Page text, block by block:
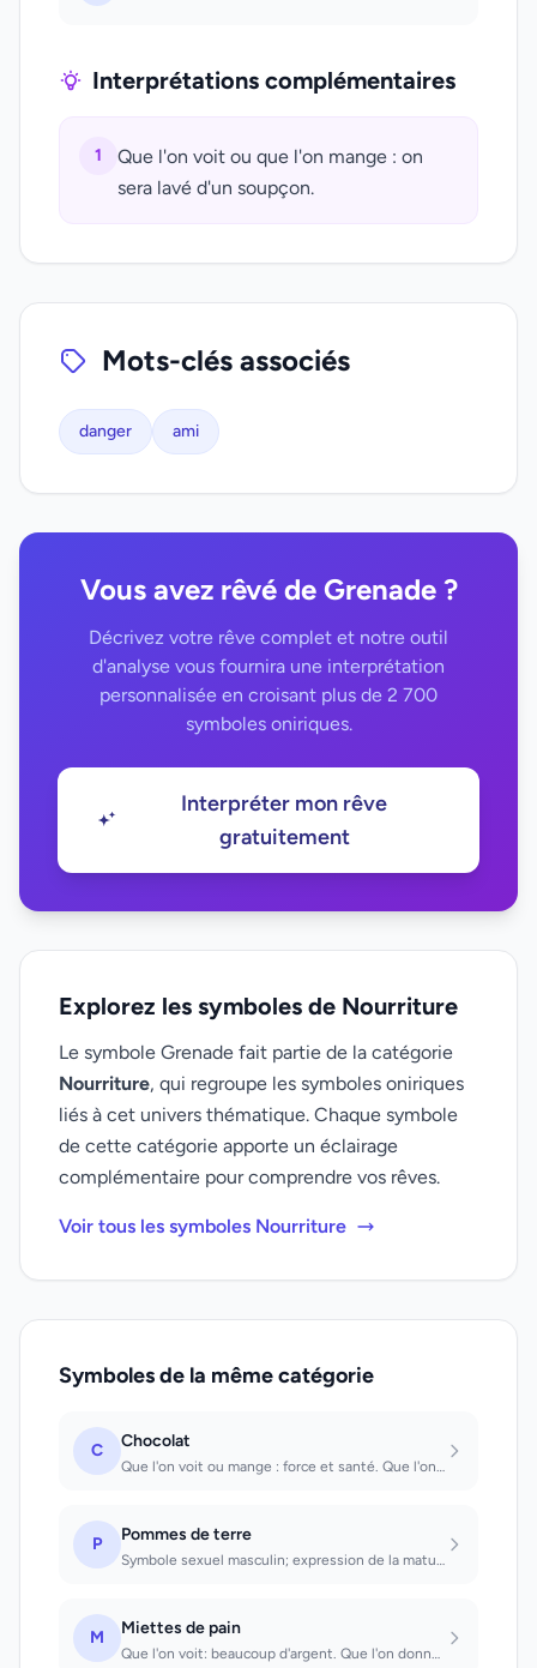
Interprétations complémentaires
1
Que l'on voit ou que l'on mange : on
sera lavé d'un soupçon.
Mots-clés associés
danger ami
Vous avez rêvé de Grenade ?
Décrivez votre rêve complet et notre outil
d'analyse vous fournira une interprétation
personnalisée en croisant plus de 2 700
symboles oniriques.
Interpréter mon rêve
gratuitement
Explorez les symboles de Nourriture
Le symbole Grenade fait partie de la catégorie
Nourriture, qui regroupe les symboles oniriques
liés à cet univers thématique. Chaque symbole
de cette catégorie apporte un éclairage
complémentaire pour comprendre vos rêves.
Voir tous les symboles Nourriture
Symboles de la même catégorie
C Chocolat
Que l'on voit ou mange : force et santé. Que l'on reçoit en cadeau : on aura un...
P Pommes de terre
Symbole sexuel masculin; expression de la maturité, de la mort, de l'éphémère.
M Miettes de pain
Que l'on voit: beaucoup d'argent. Que l'on donne en nourriture aux oiseaux: vie...